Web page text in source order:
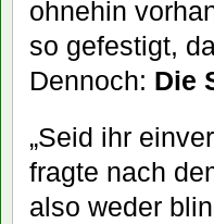
ohnehin
so gefestigt,
Dennoch: Die
„Seid ihr
fragte nach
also weder